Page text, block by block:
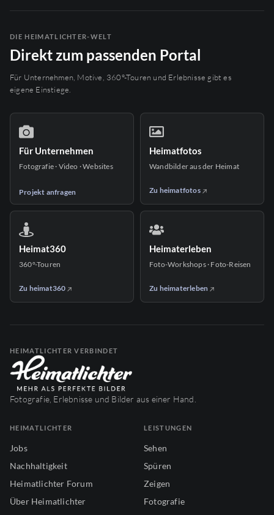
DIE HEIMATLICHTER-WELT
Direkt zum passenden Portal
Für Unternehmen, Motive, 360°-Touren und Erlebnisse gibt es
eigene Einstiege.
Für Unternehmen
Fotografie · Video · Websites
Projekt anfragen
Heimatfotos
Wandbilder aus der Heimat
Zu heimatfotos
Heimat360
360°-Touren
Zu heimat360
Heimaterleben
Foto-Workshops · Foto-Reisen
Zu heimaterleben
HEIMATLICHTER VERBINDET
Fotografie, Erlebnisse und Bilder aus einer Hand.
HEIMATLICHTER
Jobs
Nachhaltigkeit
Heimatlichter Forum
Über Heimatlichter
LEISTUNGEN
Sehen
Spüren
Zeigen
Fotografie